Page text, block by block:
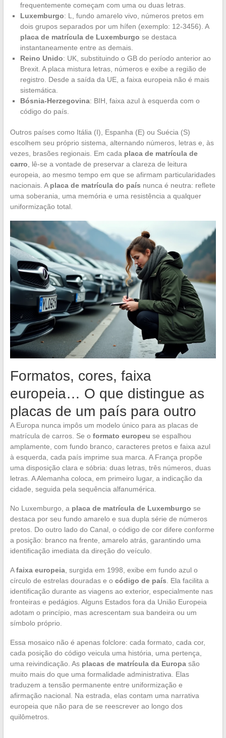
frequentemente começam com uma ou duas letras.
Luxemburgo: L, fundo amarelo vivo, números pretos em
dois grupos separados por um hífen (exemplo: 12-3456). A
placa de matrícula de Luxemburgo se destaca
instantaneamente entre as demais.
Reino Unido: UK, substituindo o GB do período anterior ao
Brexit. A placa mistura letras, números e exibe a região de
registro. Desde a saída da UE, a faixa europeia não é mais
sistemática.
Bósnia-Herzegovina: BIH, faixa azul à esquerda com o
código do país.
Outros países como Itália (I), Espanha (E) ou Suécia (S)
escolhem seu próprio sistema, alternando números, letras e, às
vezes, brasões regionais. Em cada placa de matrícula de
carro , lê-se a vontade de preservar a clareza de leitura
europeia, ao mesmo tempo em que se afirmam particularidades
nacionais. A placa de matrícula do país nunca é neutra: reflete
uma soberania, uma memória e uma resistência a qualquer
uniformização total.
Formatos, cores, faixa
europeia… O que distingue as
placas de um país para outro
A Europa nunca impôs um modelo único para as placas de
matrícula de carros. Se o formato europeu se espalhou
amplamente, com fundo branco, caracteres pretos e faixa azul
à esquerda, cada país imprime sua marca. A França propõe
uma disposição clara e sóbria: duas letras, três números, duas
letras. A Alemanha coloca, em primeiro lugar, a indicação da
cidade, seguida pela sequência alfanumérica.
No Luxemburgo, a placa de matrícula de Luxemburgo se
destaca por seu fundo amarelo e sua dupla série de números
pretos. Do outro lado do Canal, o código de cor difere conforme
a posição: branco na frente, amarelo atrás, garantindo uma
identificação imediata da direção do veículo.
Afaixa europeia, surgida em 1998, exibe em fundo azul o
círculo de estrelas douradas e o código de país . Ela facilita a
identificação durante as viagens ao exterior, especialmente nas
fronteiras e pedágios. Alguns Estados fora da União Europeia
adotam o princípio, mas acrescentam sua bandeira ou um
símbolo próprio.
Essa mosaico não é apenas folclore: cada formato, cada cor,
cada posição do código veicula uma história, uma pertença,
uma reivindicação. As placas de matrícula da Europasão
muito mais do que uma formalidade administrativa. Elas
traduzem a tensão permanente entre uniformização e
afirmação nacional. Na estrada, elas contam uma narrativa
europeia que não para de se reescrever ao longo dos
quilômetros.